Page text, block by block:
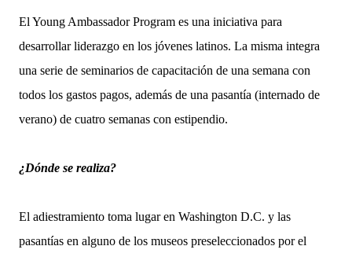
El Young Ambassador Program es una iniciativa para
desarrollar liderazgo en los jóvenes latinos. La misma integra
una serie de seminarios de capacitación de una semana con
todos los gastos pagos, además de una pasantía (internado de
verano) de cuatro semanas con estipendio.
¿Dónde se realiza?
El adiestramiento toma lugar en Washington D.C. y las
pasantías en alguno de los museos preseleccionados por el